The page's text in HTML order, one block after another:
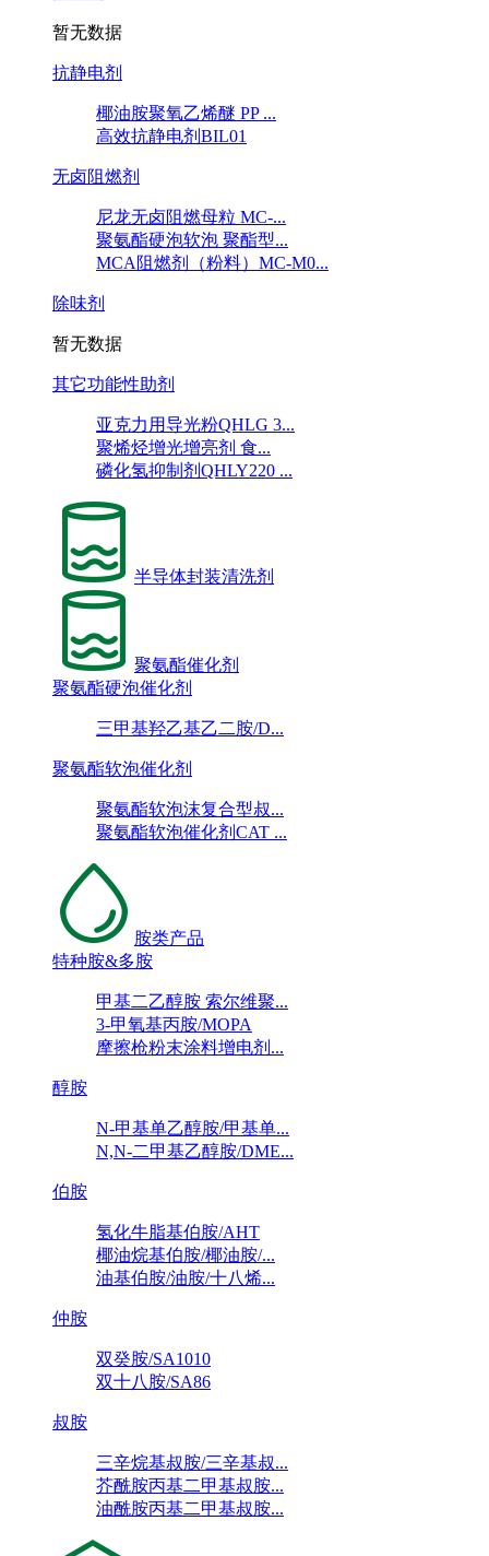
暂无数据
抗静电剂
椰油胺聚氧乙烯醚 PP ...
高效抗静电剂BIL01
无卤阻燃剂
尼龙无卤阻燃母粒 MC-...
聚氨酯硬泡软泡 聚酯型...
MCA阻燃剂（粉料）MC-M0...
除味剂
暂无数据
其它功能性助剂
亚克力用导光粉QHLG 3...
聚烯烃增光增亮剂 食...
磷化氢抑制剂QHLY220 ...
半导体封装清洗剂
聚氨酯催化剂
聚氨酯硬泡催化剂
三甲基羟乙基乙二胺/D...
聚氨酯软泡催化剂
聚氨酯软泡沫复合型叔...
聚氨酯软泡催化剂CAT ...
胺类产品
特种胺&多胺
甲基二乙醇胺 索尔维聚...
3-甲氧基丙胺/MOPA
摩擦枪粉末涂料增电剂...
醇胺
N-甲基单乙醇胺/甲基单...
N,N-二甲基乙醇胺/DME...
伯胺
氢化牛脂基伯胺/AHT
椰油烷基伯胺/椰油胺/...
油基伯胺/油胺/十八烯...
仲胺
双癸胺/SA1010
双十八胺/SA86
叔胺
三辛烷基叔胺/三辛基叔...
芥酰胺丙基二甲基叔胺...
油酰胺丙基二甲基叔胺...